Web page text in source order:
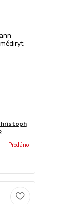
Prodáno